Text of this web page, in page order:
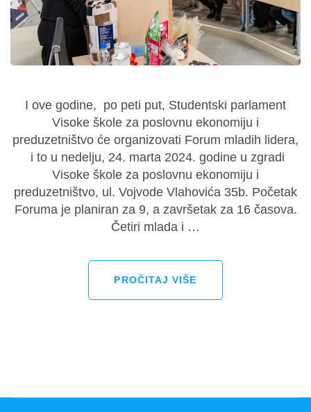
I ove godine, po peti put, Studentski parlament
Visoke škole za poslovnu ekonomiju i
preduzetništvo će organizovati Forum mladih lidera,
i to u nedelju, 24. marta 2024. godine u zgradi
Visoke škole za poslovnu ekonomiju i
preduzetništvo, ul. Vojvode Vlahovića 35b. Početak
Foruma je planiran za 9, a završetak za 16 časova.
Četiri mlada i …
PROČITAJ VIŠE